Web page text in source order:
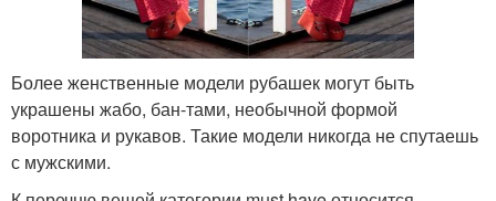
Более женственные модели рубашек могут быть
украшены жабо, бан-тами, необычной формой
воротника и рукавов. Такие модели никогда не спутаешь
с мужскими.